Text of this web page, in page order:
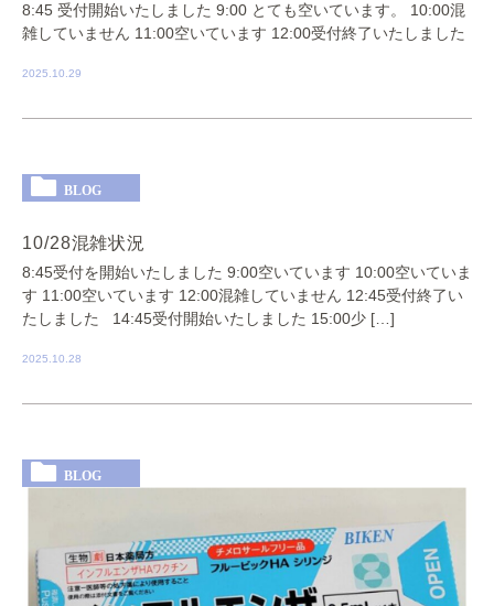
8:45 受付開始いたしました 9:00 とても空いています。 10:00混
雑していません 11:00空いています 12:00受付終了いたしました
2025.10.29
BLOG
10/28混雑状況
8:45受付を開始いたしました 9:00空いています 10:00空いていま
す 11:00空いています 12:00混雑していません 12:45受付終了い
たしました 14:45受付開始いたしました 15:00少 […]
2025.10.28
BLOG